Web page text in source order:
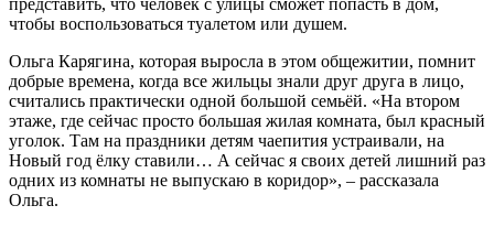
представить, что человек с улицы сможет попасть в дом,
чтобы воспользоваться туалетом или душем.
Ольга Карягина, которая выросла в этом общежитии, помнит
добрые времена, когда все жильцы знали друг друга в лицо,
считались практически одной большой семьёй. «На втором
этаже, где сейчас просто большая жилая комната, был красный
уголок. Там на праздники детям чаепития устраивали, на
Новый год ёлку ставили… А сейчас я своих детей лишний раз
одних из комнаты не выпускаю в коридор», – рассказала
Ольга.